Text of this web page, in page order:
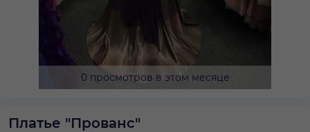
0 просмотров в этом месяце
Платье "Прованс"